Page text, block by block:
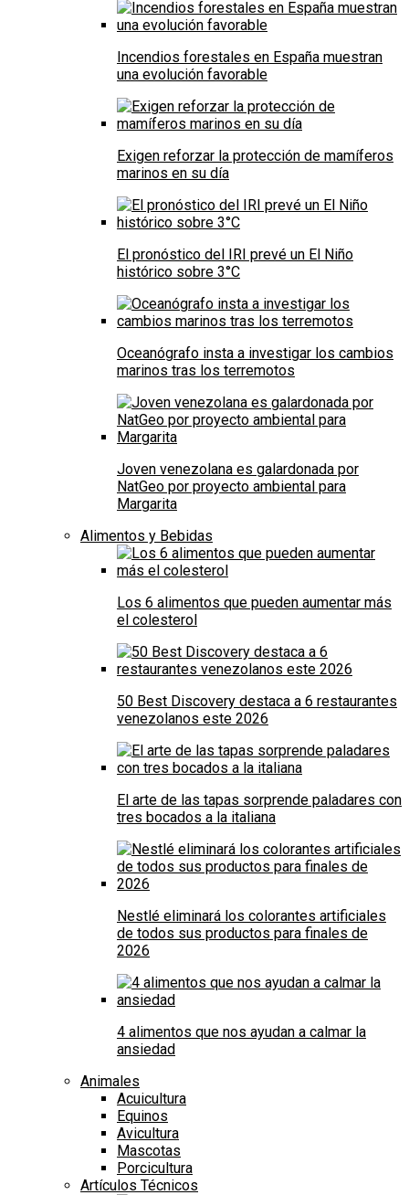
Incendios forestales en España muestran
una evolución favorable
Exigen reforzar la protección de mamíferos
marinos en su día
El pronóstico del IRI prevé un El Niño
histórico sobre 3°C
Oceanógrafo insta a investigar los cambios
marinos tras los terremotos
Joven venezolana es galardonada por
NatGeo por proyecto ambiental para
Margarita
Alimentos y Bebidas
Los 6 alimentos que pueden aumentar más
el colesterol
50 Best Discovery destaca a 6 restaurantes
venezolanos este 2026
El arte de las tapas sorprende paladares con
tres bocados a la italiana
Nestlé eliminará los colorantes artificiales
de todos sus productos para finales de
2026
4 alimentos que nos ayudan a calmar la
ansiedad
Animales
Acuicultura
Equinos
Avicultura
Mascotas
Porcicultura
Artículos Técnicos